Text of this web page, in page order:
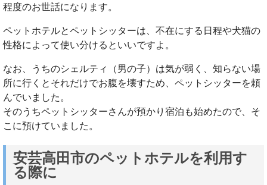
程度のお世話になります。
ペットホテルとペットシッターは、不在にする日程や犬猫の
性格によって使い分けるといいですよ。
なお、うちのシェルティ（男の子）は気が弱く、知らない場
所に行くとそれだけでお腹を壊すため、ペットシッターを頼
んでいました。
そのうちペットシッターさんが預かり宿泊も始めたので、そ
こに預けていました。
安芸高田市のペットホテルを利用す
る際に